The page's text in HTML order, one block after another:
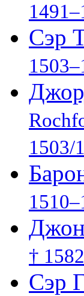
Сэр
1503/
† 1582
Сэр